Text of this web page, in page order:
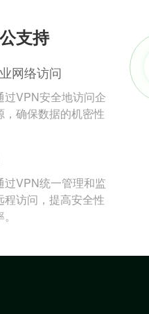
支持
网络访问
过VPN安全地访问企
，确保数据的机密性
过VPN统一管理和监
程访问，提高安全性